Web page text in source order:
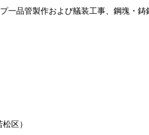
一品管製作および艤装工事、鋼塊・鋳
区）